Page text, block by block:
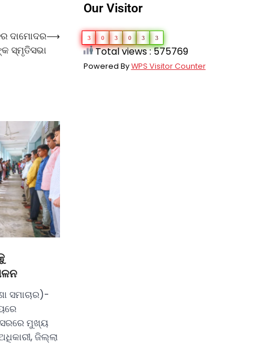
ଦାମୋଦର
ସ୍ମୃତିସଭା
⟶
ସମାଚାର)-
ମୁଖ୍ୟ
ଜିଲ୍ଲା
Our Visitor
3 0 3 0 3 3
Total views : 575769
Powered ByWPS Visitor Counter